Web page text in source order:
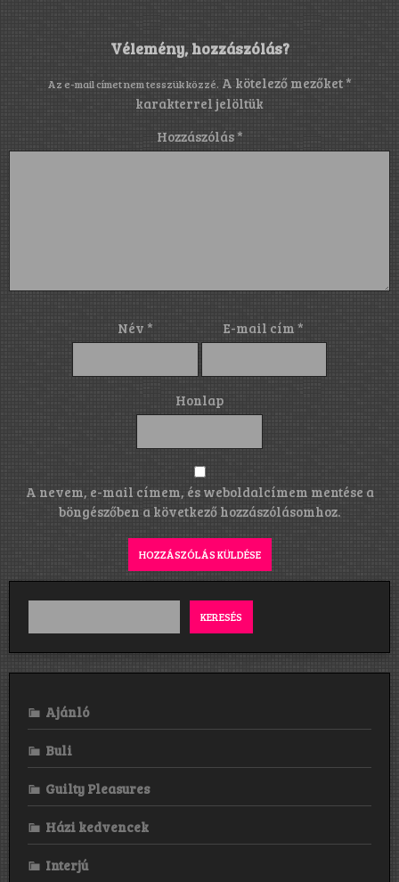
Vélemény, hozzászólás?
Az e-mail címet nem tesszük közzé. A kötelező mezőket *
karakterrel jelöltük
Hozzászólás*
Név * E-mail cím*
Honlap
A nevem, e-mail címem, és weboldalcímem mentése a
böngészőben a következő hozzászólásomhoz.
KERESÉS
Ajánló
Buli
Guilty Pleasures
Házi kedvencek
Interjú